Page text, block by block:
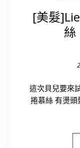
[美髮
這次貝兒要來
捲慕絲 有燙